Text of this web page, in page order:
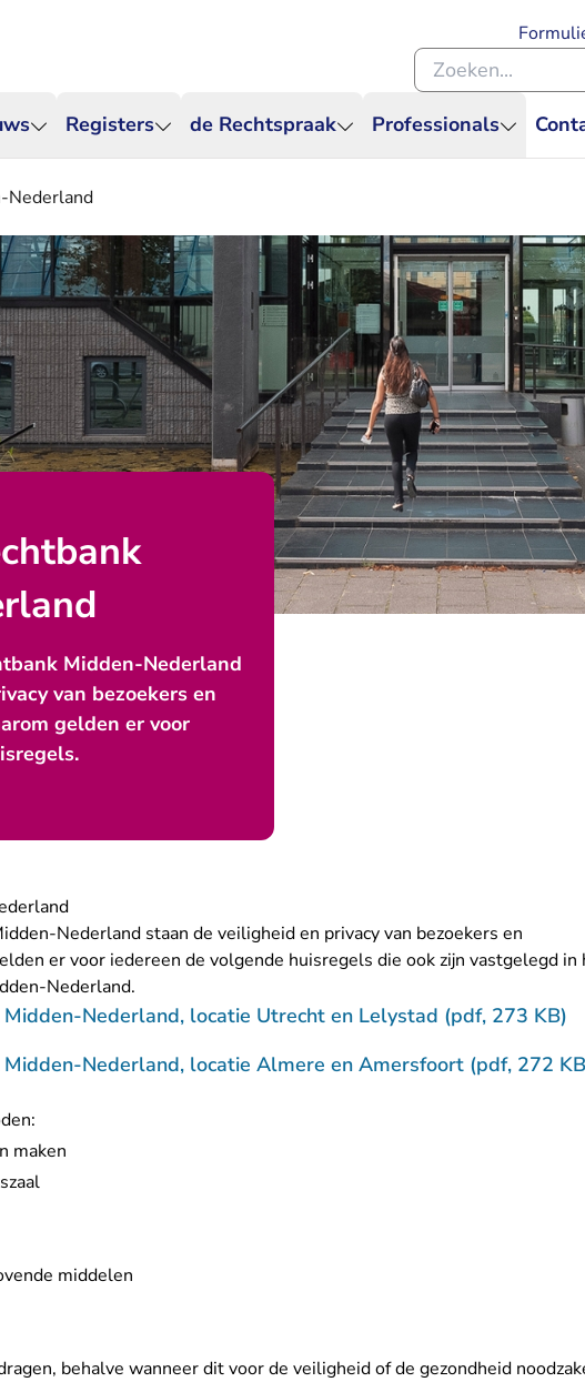
Registers de Rechtspraak Professionals
Zoeken binnen de
Nederland
Midden-Nederland
van bezoekers en
gelden er voor
Nederland staan de veiligheid en privacy van bezoekers en
er voor iedereen de volgende huisregels die ook zijn vastgelegd in
Nederland.
Nederland, locatie Utrecht en Lelystad (pdf, 273 KB)
Nederland, locatie Almere en Amersfoort (pdf, 272
maken
middelen
behalve wanneer dit voor de veiligheid of de gezondheid